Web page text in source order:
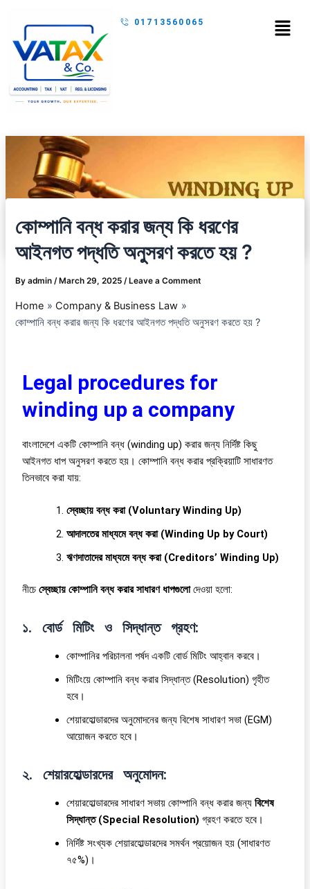
content
01713560065 Menu
কোম্পানি বন্ধ করার জন্য কি ধরণের
আইনগত পদ্ধতি অনুসরণ করতে হয় ?
Byadmin/ March 29, 2025/ Leave a Comment
Home
Company & Business Law
কোম্পানি বন্ধ করার জন্য কি ধরণের আইনগত পদ্ধতি অনুসরণ করতে হয় ?
Legal procedures for
winding up a company
বাংলাদেশে একটি কোম্পানি বন্ধ (winding up) করার জন্য নির্দিষ্ট কিছু
আইনগত ধাপ অনুসরণ করতে হয়। কোম্পানি বন্ধ করার প্রক্রিয়াটি সাধারণত
তিনভাবে করা যায়:
স্বেচ্ছায় বন্ধ করা (Voluntary Winding Up)
আদালতের মাধ্যমে বন্ধ করা (Winding Up by Court)
ঋণদাতাদের মাধ্যমে বন্ধ করা (Creditors’ Winding Up)
নীচেস্বেচ্ছায় কোম্পানি বন্ধ করার সাধারণ ধাপগুলোদেওয়া হলো:
১. বোর্ড মিটিং ও সিদ্ধান্ত গ্রহণ:
কোম্পানির পরিচালনা পর্ষদ একটি বোর্ড মিটিং আহ্বান করবে।
মিটিংয়ে কোম্পানি বন্ধ করার সিদ্ধান্ত (Resolution) গৃহীত
হবে।
শেয়ারহোল্ডারদের অনুমোদনের জন্য বিশেষ সাধারণ সভা (EGM)
আয়োজন করতে হবে।
২. শেয়ারহোল্ডারদের অনুমোদন:
শেয়ারহোল্ডারদের সাধারণ সভায় কোম্পানি বন্ধ করার জন্যবিশেষ
সিদ্ধান্ত (Special Resolution) গ্রহণ করতে হবে।
নির্দিষ্ট সংখ্যক শেয়ারহোল্ডারদের সমর্থন প্রয়োজন হয় (সাধারণত
৭৫%)।